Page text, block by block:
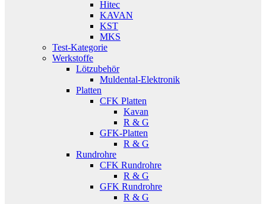
Hitec
KAVAN
KST
MKS
Test-Kategorie
Werkstoffe
Lötzubehör
Muldental-Elektronik
Platten
CFK Platten
Kavan
R & G
GFK-Platten
R & G
Rundrohre
CFK Rundrohre
R & G
GFK Rundrohre
R & G